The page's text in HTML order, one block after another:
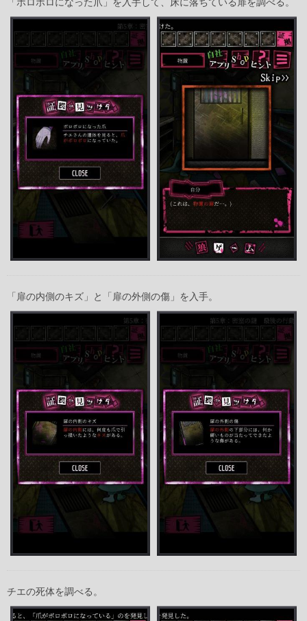
「扉の内側のキズ」と「扉の外側の傷」を入手。
チエの死体を調べる。